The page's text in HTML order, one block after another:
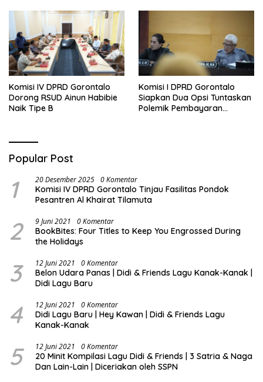
Komisi IV DPRD Gorontalo
Dorong RSUD Ainun Habibie
Naik Tipe B
Komisi I DPRD Gorontalo
Siapkan Dua Opsi Tuntaskan
Polemik Pembayaran
Popular Post
1 20 Desember 2025 0 Komentar
Komisi IV DPRD Gorontalo Tinjau Fasilitas Pondok
Pesantren Al Khairat Tilamuta
2 9 Juni 2021 0 Komentar
BookBites: Four Titles to Keep You Engrossed During
the Holidays
3 12 Juni 2021 0 Komentar
Belon Udara Panas | Didi & Friends Lagu Kanak-Kanak |
Didi Lagu Baru
4 12 Juni 2021 0 Komentar
Didi Lagu Baru | Hey Kawan | Didi & Friends Lagu
Kanak-Kanak
5 12 Juni 2021 0 Komentar
20 Minit Kompilasi Lagu Didi & Friends | 3 Satria & Naga
Dan Lain-Lain | Diceriakan oleh SSPN